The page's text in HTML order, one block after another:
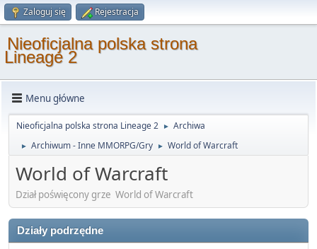
Zaloguj się Rejestracja
Nieoficjalna polska strona
Lineage 2
Menu główne
Nieoficjalna polska strona Lineage 2 ► Archiwa
► Archiwum - Inne MMORPG/Gry ► World of Warcraft
World of Warcraft
Dział poświęcony grze World of Warcraft
Działy podrzędne